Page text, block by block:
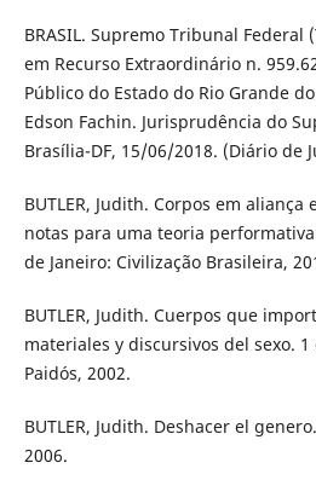
BRASIL. Supremo Tribunal Federal
em Recurso Extraordinário n.
Público do Estado do Rio Grande
Edson Fachin. Jurisprudência do
Brasília-DF, 15/06/2018. (Diário de
BUTLER, Judith. Corpos em
notas para uma teoria
de Janeiro: Civilização Brasileira,
BUTLER, Judith. Cuerpos que
materiales y discursivos del sexo. 1
Paidós, 2002.
BUTLER, Judith. Deshacer el
2006.